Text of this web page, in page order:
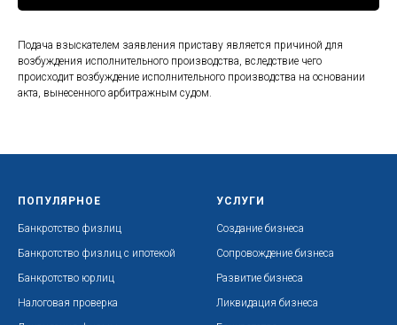
Подача взыскателем заявления приставу является причиной для
возбуждения исполнительного производства, вследствие чего
происходит возбуждение исполнительного производства на основании
акта, вынесенного арбитражным судом.
ПОПУЛЯРНОЕ
Банкротство физлиц
Банкротство физлиц с ипотекой
Банкротство юрлиц
Налоговая проверка
УСЛУГИ
Создание бизнеса
Сопровождение бизнеса
Развитие бизнеса
Ликвидация бизнеса